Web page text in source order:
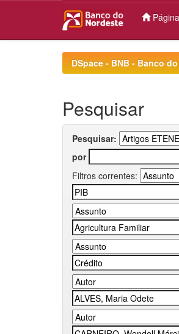
DSpace - BNB - Banco
Pesquisar
Pesquisar:
por
Filtros correntes: